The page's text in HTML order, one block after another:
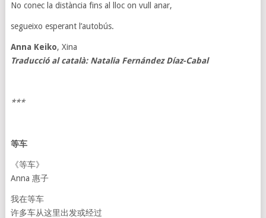
No conec la distància fins al lloc on vull anar,
segueixo esperant l’autobús.
Anna Keiko, Xina
Traducció al català: Natalia Fernández Díaz-Cabal
***
等车
《等车》
Anna 惠子
我在等车
许多车从这里出发或经过